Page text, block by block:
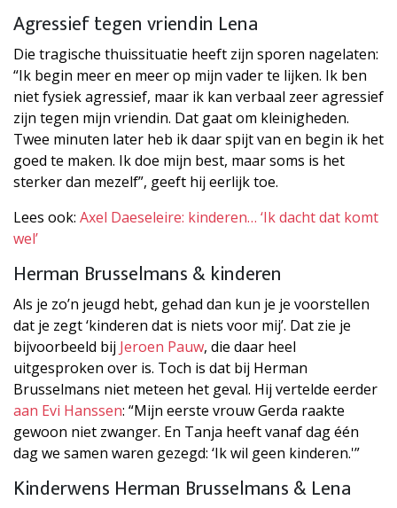
Agressief tegen vriendin Lena
Die tragische thuissituatie heeft zijn sporen nagelaten:
“Ik begin meer en meer op mijn vader te lijken. Ik ben
niet fysiek agressief, maar ik kan verbaal zeer agressief
zijn tegen mijn vriendin. Dat gaat om kleinigheden.
Twee minuten later heb ik daar spijt van en begin ik het
goed te maken. Ik doe mijn best, maar soms is het
sterker dan mezelf”, geeft hij eerlijk toe.
Lees ook: Axel Daeseleire: kinderen… ‘Ik dacht dat komt
wel’
Herman Brusselmans & kinderen
Als je zo’n jeugd hebt, gehad dan kun je je voorstellen
dat je zegt ‘kinderen dat is niets voor mij’. Dat zie je
bijvoorbeeld bij Jeroen Pauw, die daar heel
uitgesproken over is. Toch is dat bij Herman
Brusselmans niet meteen het geval. Hij vertelde eerder
aan Evi Hanssen: “Mijn eerste vrouw Gerda raakte
gewoon niet zwanger. En Tanja heeft vanaf dag één
dag we samen waren gezegd: ‘Ik wil geen kinderen.'”
Kinderwens Herman Brusselmans & Lena